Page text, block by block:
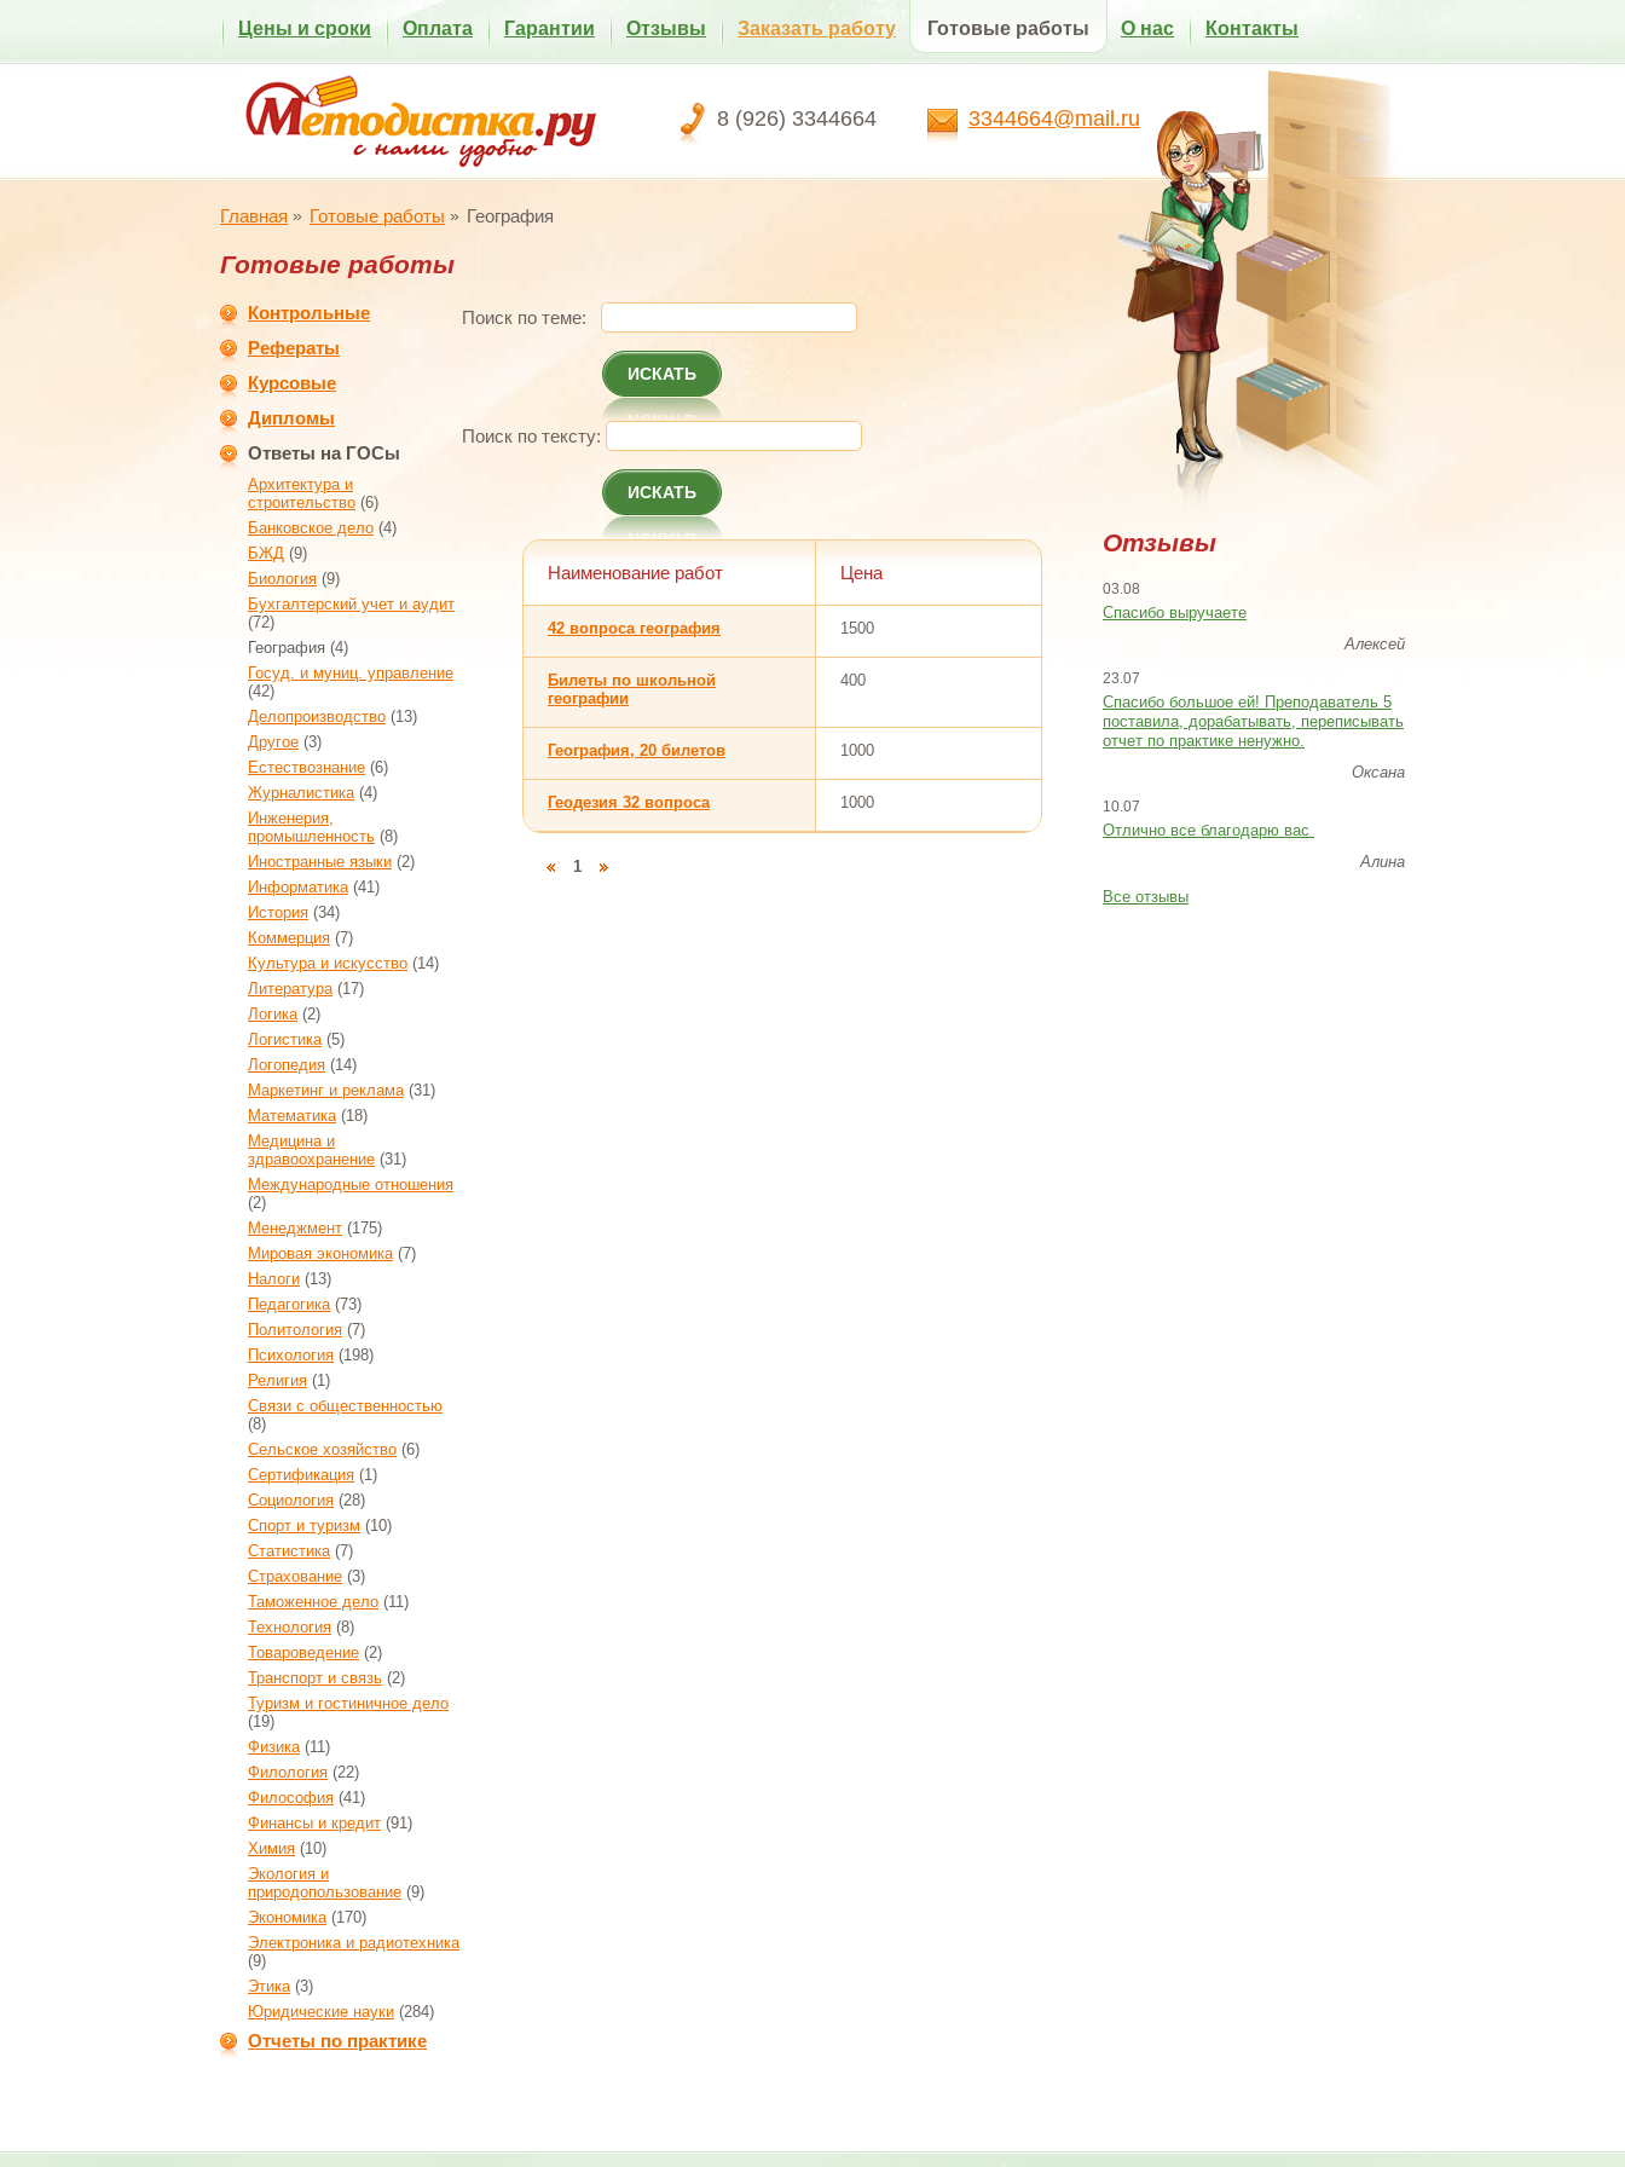
8 (926) 3344664 3344664@mail.ru
Цены и сроки Оплата Гарантии Отзывы Заказать работу Готовые работы О нас Контакты
Главная Готовые работы География
Готовые работы
Контрольные
Рефераты
Курсовые
Дипломы
Ответы на ГОСы
Архитектура и
строительство (6)
Банковское дело (4)
БЖД (9)
Биология (9)
Бухгалтерский учет и аудит
(72)
География (4)
Госуд. и муниц. управление
(42)
Делопроизводство (13)
Другое (3)
Естествознание (6)
Журналистика(4)
Инженерия,
промышленность (8)
Иностранные языки (2)
Информатика(41)
История (34)
Коммерция (7)
Культура и искусство (14)
Литература(17)
Логика(2)
Логистика(5)
Логопедия (14)
Маркетинг и реклама(31)
Математика(18)
Медицина и
здравоохранение (31)
Международные отношения
(2)
Менеджмент (175)
Мировая экономика(7)
Налоги (13)
Педагогика(73)
Политология (7)
Психология (198)
Религия (1)
Связи с общественностью
(8)
Сельское хозяйство (6)
Сертификация (1)
Социология (28)
Спорт и туризм (10)
Статистика(7)
Страхование (3)
Таможенное дело (11)
Технология (8)
Товароведение (2)
Транспорт и связь (2)
Туризм и гостиничное дело
(19)
Физика(11)
Филология (22)
Философия (41)
Финансы и кредит (91)
Химия (10)
Экология и
природопользование (9)
Экономика(170)
Электроника и радиотехника
(9)
Этика(3)
Юридические науки (284)
Отчеты по практике
Поиск по теме:
ИСКАТЬ
Поиск по тексту:
ИСКАТЬ
Наименование работ Цена
42 вопроса география 1500
Билеты по школьной
географии
400
География, 20 билетов 1000
Геодезия 32 вопроса 1000
1
Отзывы
03.08
Спасибо выручаете
Алексей
23.07
Cпасибо большое ей! Преподаватель 5
поставила, дорабатывать, переписывать
отчет по практике ненужно.
Оксана
10.07
Отлично все благодарю вас
Алина
Все отзывы